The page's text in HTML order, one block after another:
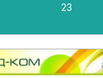
23